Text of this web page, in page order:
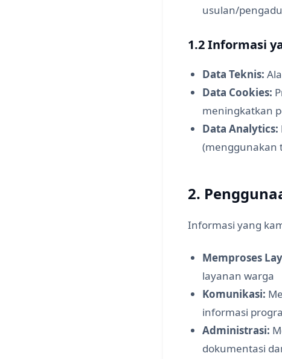
usulan/
1.2 Informasi
Data Teknis:
Data Cookies:
meningkatkan
Data Analytics:
(menggunakan
2.
Informasi yang
Memproses
layanan warga
Komunikasi:
informasi
Administrasi:
dokumentasi